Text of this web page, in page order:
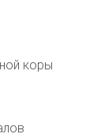
коры